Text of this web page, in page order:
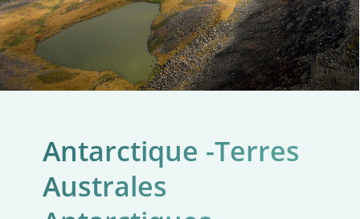
Antarctique -Terres
Australes